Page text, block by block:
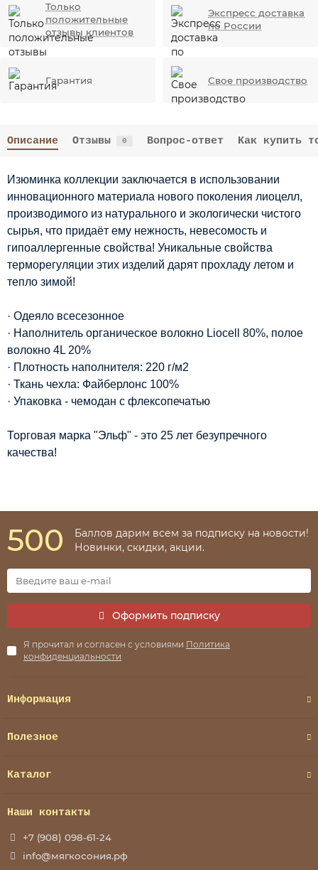
Только
положительные
отзывы клиентов
Экспресс доставка
по России
Гарантия Свое производство
Описание Отзывы 0 Вопрос-ответ Как купить
Изюминка коллекции заключается в использовании
инновационного материала нового поколения лиоцелл,
производимого из натурального и экологически чистого
сырья, что придаёт ему нежность, невесомость и
гипоаллергенные свойства! Уникальные свойства
терморегуляции этих изделий дарят прохладу летом и
тепло зимой!
· Одеяло всесезонное
· Наполнитель органическое волокно Liocell 80%, полое
волокно 4L 20%
· Плотность наполнителя: 220 г/м2
· Ткань чехла: Файберлонс 100%
· Упаковка - чемодан с флексопечатью
Торговая марка "Эльф" - это 25 лет безупречного
качества!
500
Баллов дарим всем за подписку на новости!
Новинки, скидки, акции.
Оформить подписку
Я прочитал и согласен с условиями Политика
конфиденциальности
Информация
Полезное
Каталог
Наши контакты
+7 (908) 098-61-24
info@мягкосония.рф